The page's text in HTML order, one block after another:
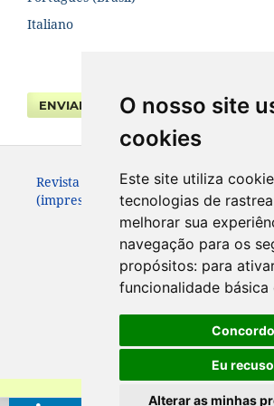
O nosso site
cookies
Este site utiliza
tecnologias de
melhorar sua
navegação para os
propósitos: para
funcionalidade básica
Concordo
Eu recuso
Alterar as minhas
Italiano
ENVIAR SUBMISSÃO
Revista da Faculdade de Direito UFPR.
(impresso – até 2013) e 2236-7284